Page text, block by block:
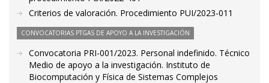
Criterios de valoración. Procedimiento PUI/2023-011
CONVOCATORIAS PTGAS DE APOYO A LA INVESTIGACIÓN
Convocatoria PRI-001/2023. Personal indefinido. Técnico
Medio de apoyo a la investigación. Instituto de
Biocomputación y Física de Sistemas Complejos